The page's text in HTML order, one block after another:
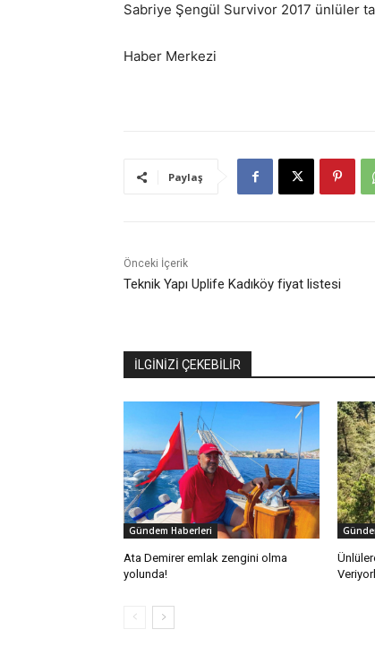
Sabriye Şengül Survivor 2017 ünlüler
Haber Merkezi
Paylaş
Önceki İçerik
Teknik Yapı Uplife Kadıköy fiyat listesi
İLGİNİZİ ÇEKEBİLİR
Gündem Haberleri
Ata Demirer emlak zengini olma
yolunda!